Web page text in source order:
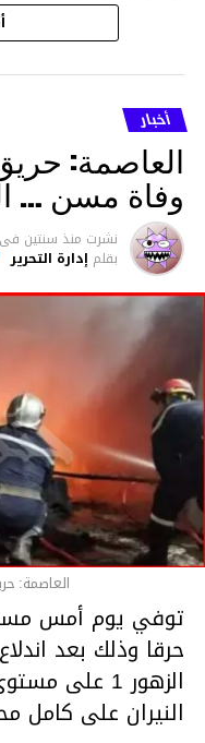
هذا وقد تمكن
هلال في توقيت
والقبض عليه
ما نُسبه إليه.
متابعة
قسم الاخبار
أخبار
العاصمة:
وفاة مسن …
نشرت منذ سنتين فى
بقلم إدارة التحرير
العاصمة:
حرقا وذلك بعد
الزهور 1
النيران على كامل